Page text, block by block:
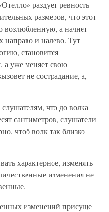
раздует ревность
размеров, что этот
возлюбленную, а начнет
направо и налево. Тут
становится
а уже меняет свою
не сострадание, а,
что до волка
сантиметров, слушатели
чтоб волк так близко
характерное, изменять
изменения не
изменений присуще